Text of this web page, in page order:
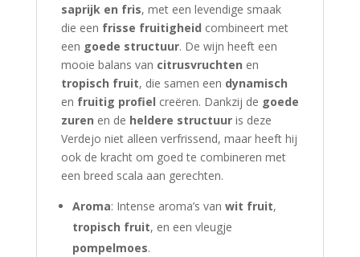
saprijk en fris, met een levendige smaak
die een frisse fruitigheid combineert met
een goede structuur. De wijn heeft een
mooie balans van citrusvruchten en
tropisch fruit, die samen een dynamisch
en fruitig profiel creëren. Dankzij de goede
zuren en de heldere structuuris deze
Verdejo niet alleen verfrissend, maar heeft hij
ook de kracht om goed te combineren met
een breed scala aan gerechten.
Aroma: Intense aroma’s van wit fruit,
tropisch fruit, en een vleugje
pompelmoes.